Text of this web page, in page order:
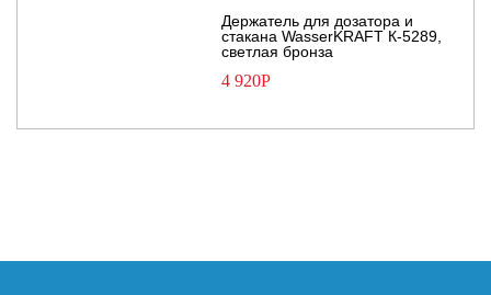
Держатель для дозатора и
стакана WasserKRAFT К-5289,
светлая бронза
4 920Р